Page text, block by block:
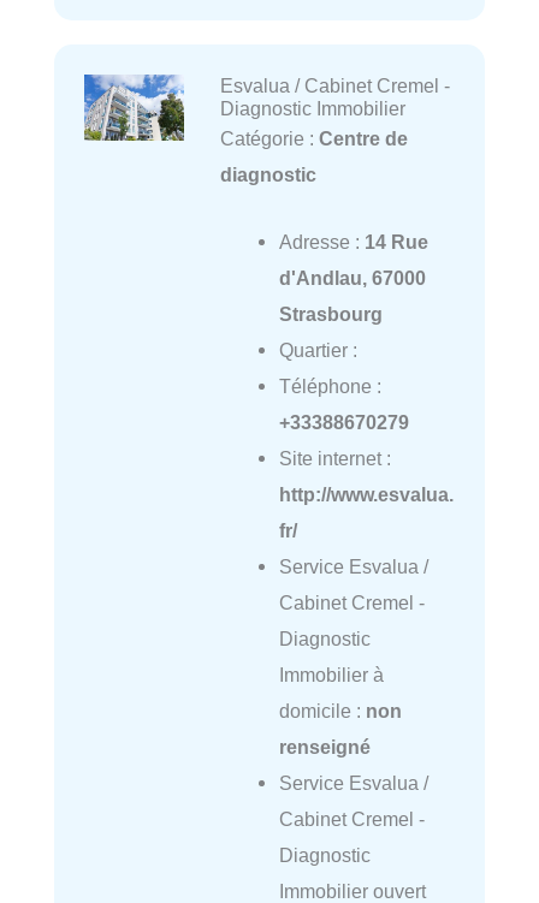
Esvalua / Cabinet Cremel -
Diagnostic Immobilier
Catégorie : Centre de
diagnostic
Adresse : 14 Rue
d'Andlau, 67000
Strasbourg
Quartier :
Téléphone :
+33388670279
Site internet :
http://www.esvalua.
fr/
Service Esvalua /
Cabinet Cremel -
Diagnostic
Immobilier à
domicile : non
renseigné
Service Esvalua /
Cabinet Cremel -
Diagnostic
Immobilier ouvert